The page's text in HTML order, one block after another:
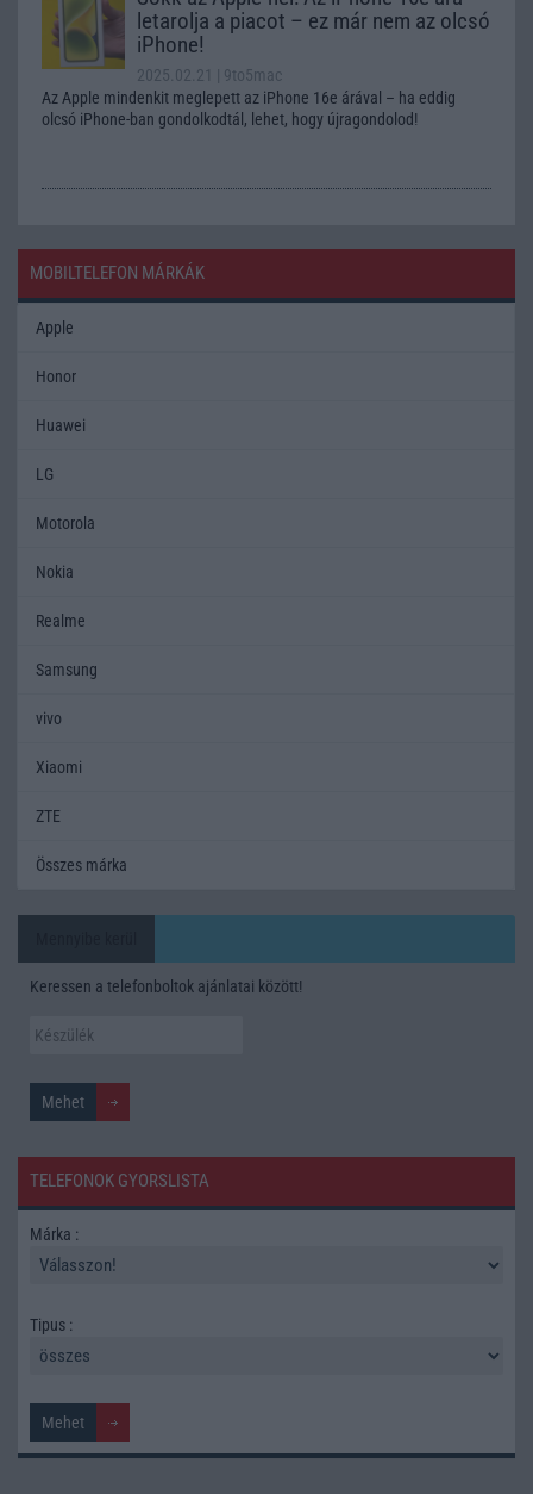
letarolja a piacot – ez már nem az olcsó
iPhone!
2025.02.21
| 9to5mac
Az Apple mindenkit meglepett az iPhone 16e árával – ha eddig
olcsó iPhone-ban gondolkodtál, lehet, hogy újragondolod!
MOBILTELEFON MÁRKÁK
Apple
Honor
Huawei
LG
Motorola
Nokia
Realme
Samsung
vivo
Xiaomi
ZTE
Összes márka
Keressen a telefonboltok ajánlatai között!
TELEFONOK GYORSLISTA
Márka :
Tipus :